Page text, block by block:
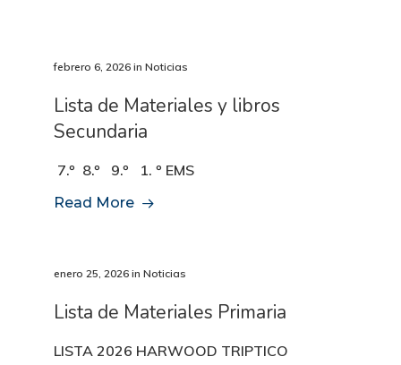
febrero 6, 2026 inNoticias
Lista de Materiales y libros
Secundaria
7.º 8.º 9.º 1. º EMS
Read More
enero 25, 2026 inNoticias
Lista de Materiales Primaria
LISTA 2026 HARWOOD TRIPTICO